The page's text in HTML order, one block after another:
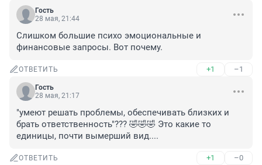
Гость
28 мая, 21:44
Слишком большие психо эмоциональные и
финансовые запросы. Вот почему.
ОТВЕТИТЬ +1 –1
Гость
28 мая, 21:17
"умеют решать проблемы, обеспечивать близких и
брать ответственность"??? 🤣🤣🤣 Это какие то
единицы, почти вымерший вид....
ОТВЕТИТЬ +1 –0